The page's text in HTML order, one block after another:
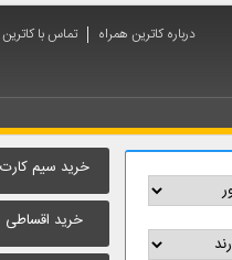
درباره کاترین همراه تماس با
خرید سیم کارت
خرید اقساطی